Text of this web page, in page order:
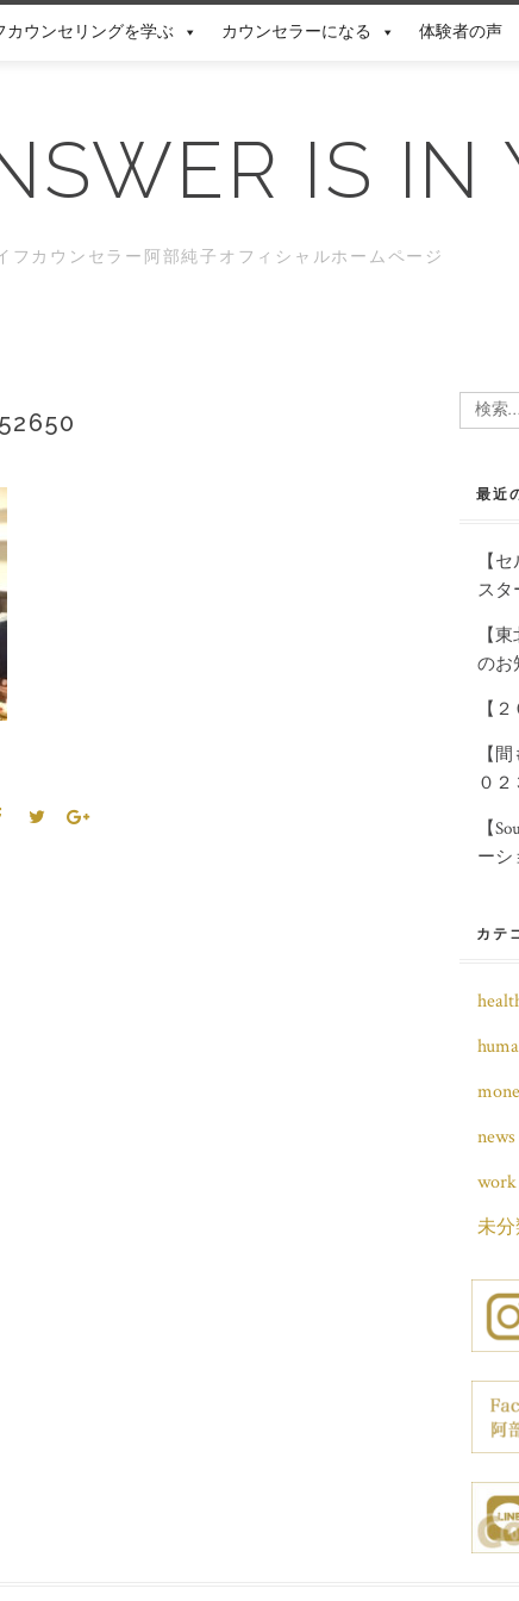
カウンセリングを学ぶ カウンセラーになる 体験者の声
IS IN
フカウンセラー阿部純子オフィシャルホームページ
52650
検
索:
最近
【
スタ
【
のお
【
【
０２
【
ーシ
カテ
news
work
未